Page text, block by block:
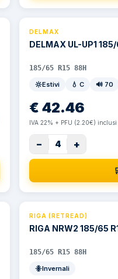
DELMAX
DELMAX UL-UP1
185/65 R15 88H
Estivi
💧C 🔊 70
€42.46
IVA 22% + PFU (2.20€) inclusi
− 4 +
RIGA (RETREAD)
RIGA NRW2 185/65
185/65 R15 88H
Invernali